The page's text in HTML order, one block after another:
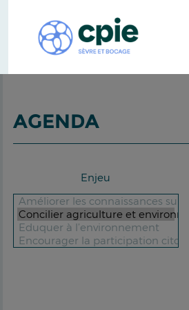
AGENDA
Enjeu